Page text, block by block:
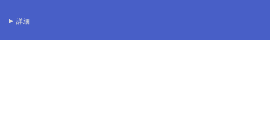
詳細